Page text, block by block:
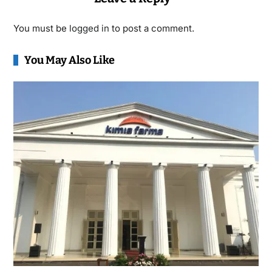
You must be logged in to post a comment.
You May Also Like